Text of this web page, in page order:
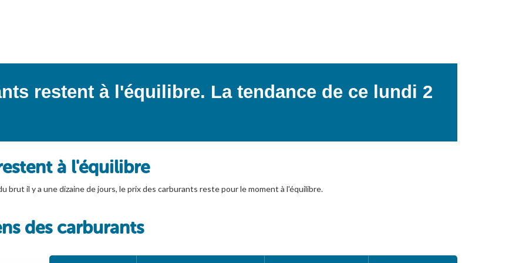
restent à l'équilibre. La tendance de ce lundi 2
à l'équilibre
brut il y a une dizaine de jours, le prix des carburants reste pour le moment à l'équilibre.
des carburants